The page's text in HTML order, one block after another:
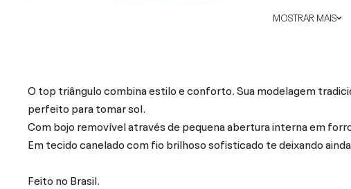
MOSTRAR MAIS
O top triângulo combina estilo e conforto. Sua modelagem
perfeito para tomar sol.
Com bojo removível através de pequena abertura interna em
Em tecido canelado com fio brilhoso sofisticado te deixando
Feito no Brasil.